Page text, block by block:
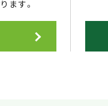
ます。